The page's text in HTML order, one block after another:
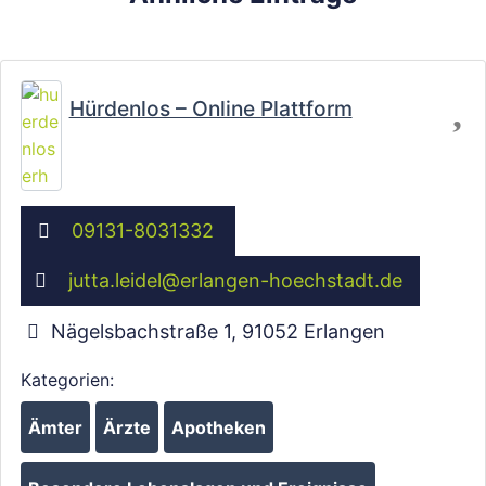
Hürdenlos – Online Plattform
09131-8031332
jutta.leidel@erlangen-hoechstadt.de
Nägelsbachstraße 1, 91052 Erlangen
Kategorien:
Ämter Ärzte Apotheken